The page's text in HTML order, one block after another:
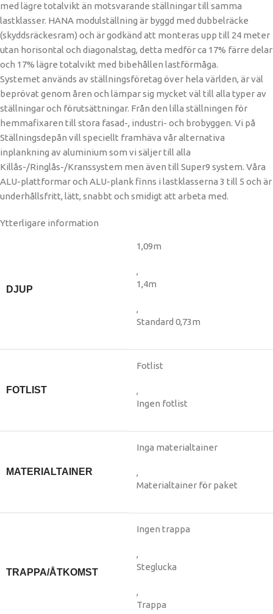
med lägre totalvikt än motsvarande ställningar till samma
lastklasser. HANA modulställning är byggd med dubbelräcke
(skyddsräckesram) och är godkänd att monteras upp till 24 meter
utan horisontal och diagonalstag, detta medför ca 17% färre delar
och 17% lägre totalvikt med bibehållen lastförmåga.
Systemet används av ställningsföretag över hela världen, är väl
beprövat genom åren och lämpar sig mycket väl till alla typer av
ställningar och förutsättningar. Från den lilla ställningen för
hemmafixaren till stora fasad-, industri- och brobyggen. Vi på
Ställningsdepån vill speciellt framhäva vår alternativa
inplankning av aluminium som vi säljer till alla
Killås-/Ringlås-/Kranssystem men även till Super9 system. Våra
ALU-plattformar och ALU-plank finns i lastklasserna 3 till 5 och är
underhållsfritt, lätt, snabbt och smidigt att arbeta med.
Ytterligare information
DJUP
1,09m
,
1,4m
,
Standard 0,73m
FOTLIST
Fotlist
,
Ingen fotlist
MATERIALTAINER
Inga materialtainer
,
Materialtainer för paket
TRAPPA/ÅTKOMST
Ingen trappa
,
Steglucka
,
Trappa